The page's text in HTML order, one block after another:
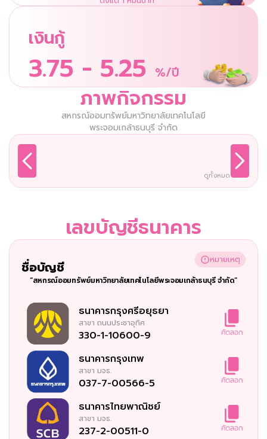
เงินกู้
3.75 - 5.25 %/ปี
ภาพกิจกรรม
สหกรณ์ออมทรัพย์มหาวิทยาลัยเทคโนโลยี
พระจอมเกล้าธนบุรี จำกัด
ดูทั้งหมด
เลขบัญชีธนาคาร
ชื่อบัญชี
หมายเหตุ
“สหกรณ์ออมทรัพย์มหาวิทยาลัยเทคโนโลยีพระจอมเกล้าธนบุรี จำกัด”
ธนาคารกรุงศรีอยุธยา
สาขา ถนนประชาอุทิศ
330-1-10600-9
ธนาคารกรุงเทพ
สาขา มจธ.
037-7-00566-5
ธนาคารไทยพาณิชย์
สาขา มจธ.
237-2-00511-0